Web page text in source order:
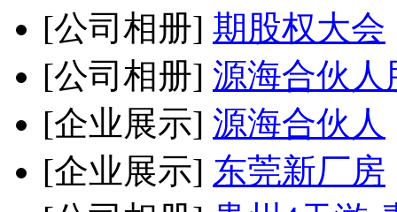
[公司相册] 期股权大会
[公司相册] 源海合伙人
[企业展示] 源海合伙人
[企业展示] 东莞新厂房